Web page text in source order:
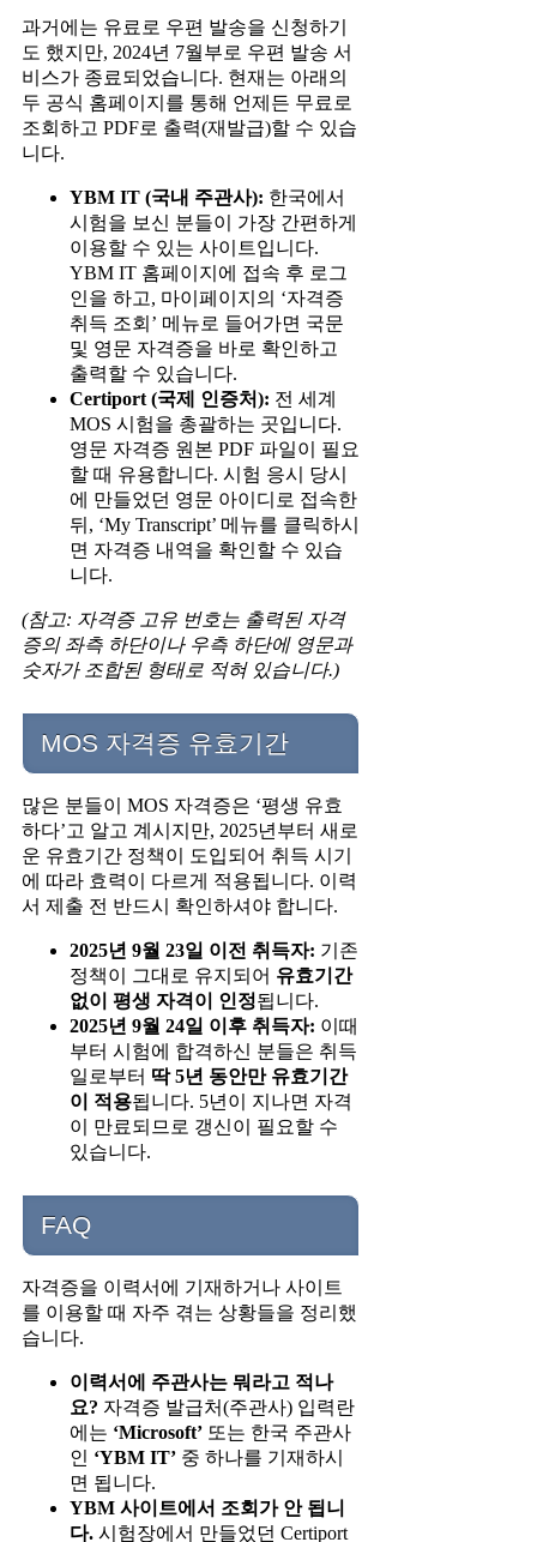
과거에는 유료로 우편 발송을 신청하기
도 했지만, 2024년 7월부로 우편 발송 서
비스가 종료되었습니다. 현재는 아래의
두 공식 홈페이지를 통해 언제든 무료로
조회하고 PDF로 출력(재발급)할 수 있습
니다.
YBM IT (국내 주관사): 한국에서
시험을 보신 분들이 가장 간편하게
이용할 수 있는 사이트입니다.
YBM IT 홈페이지에 접속 후 로그
인을 하고, 마이페이지의 ‘자격증
취득 조회’ 메뉴로 들어가면 국문
및 영문 자격증을 바로 확인하고
출력할 수 있습니다.
Certiport (국제 인증처): 전 세계
MOS 시험을 총괄하는 곳입니다.
영문 자격증 원본 PDF 파일이 필요
할 때 유용합니다. 시험 응시 당시
에 만들었던 영문 아이디로 접속한
뒤, ‘My Transcript’ 메뉴를 클릭하시
면 자격증 내역을 확인할 수 있습
니다.
(참고: 자격증 고유 번호는 출력된 자격
증의 좌측 하단이나 우측 하단에 영문과
숫자가 조합된 형태로 적혀 있습니다.)
MOS 자격증 유효기간
많은 분들이 MOS 자격증은 ‘평생 유효
하다’고 알고 계시지만, 2025년부터 새로
운 유효기간 정책이 도입되어 취득 시기
에 따라 효력이 다르게 적용됩니다. 이력
서 제출 전 반드시 확인하셔야 합니다.
2025년 9월 23일 이전 취득자: 기존
정책이 그대로 유지되어 유효기간
없이 평생 자격이 인정됩니다.
2025년 9월 24일 이후 취득자: 이때
부터 시험에 합격하신 분들은 취득
일로부터 딱 5년 동안만 유효기간
이 적용됩니다. 5년이 지나면 자격
이 만료되므로 갱신이 필요할 수
있습니다.
FAQ
자격증을 이력서에 기재하거나 사이트
를 이용할 때 자주 겪는 상황들을 정리했
습니다.
이력서에 주관사는 뭐라고 적나
요? 자격증 발급처(주관사) 입력란
에는 ‘Microsoft’ 또는 한국 주관사
인 ‘YBM IT’ 중 하나를 기재하시
면 됩니다.
YBM 사이트에서 조회가 안 됩니
다. 시험장에서 만들었던 Certiport